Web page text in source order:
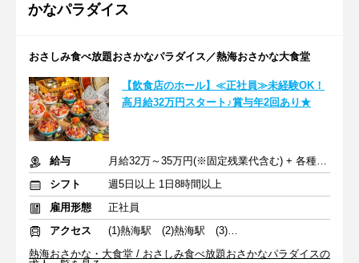
かなパラダイス
おさしみ食べ放題おさかなパラダイス／熱海おさかな大食堂
【飲食店のホール】≪正社員≫未経験OK！
高月給32万円スタート♪賞与年2回あり★
給与
月給32万～35万円(※固定残業代含む) + 各種手当
シフト
週5日以上 1日8時間以上
雇用形態
正社員
アクセス
(1)熱海駅 (2)熱海駅 (3)熱海駅
熱海おさかな・大食堂 / おさしみ食べ放題おさかなパラダイスの